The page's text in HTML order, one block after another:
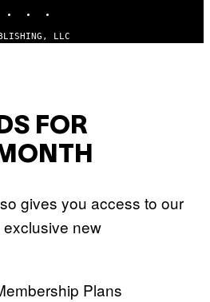
LLC
FOR
gives you access to our
new
Plans